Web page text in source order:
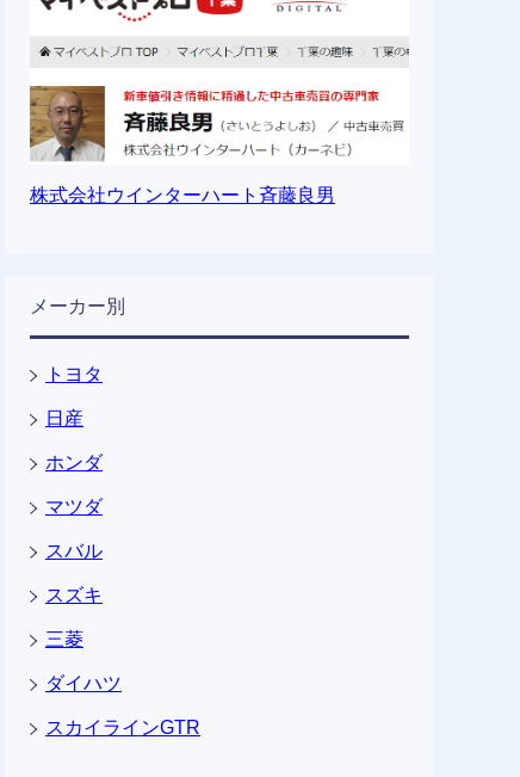
株式会社ウインターハート斉藤良男
メーカー別
トヨタ
日産
ホンダ
マツダ
スバル
スズキ
三菱
ダイハツ
スカイラインGTR